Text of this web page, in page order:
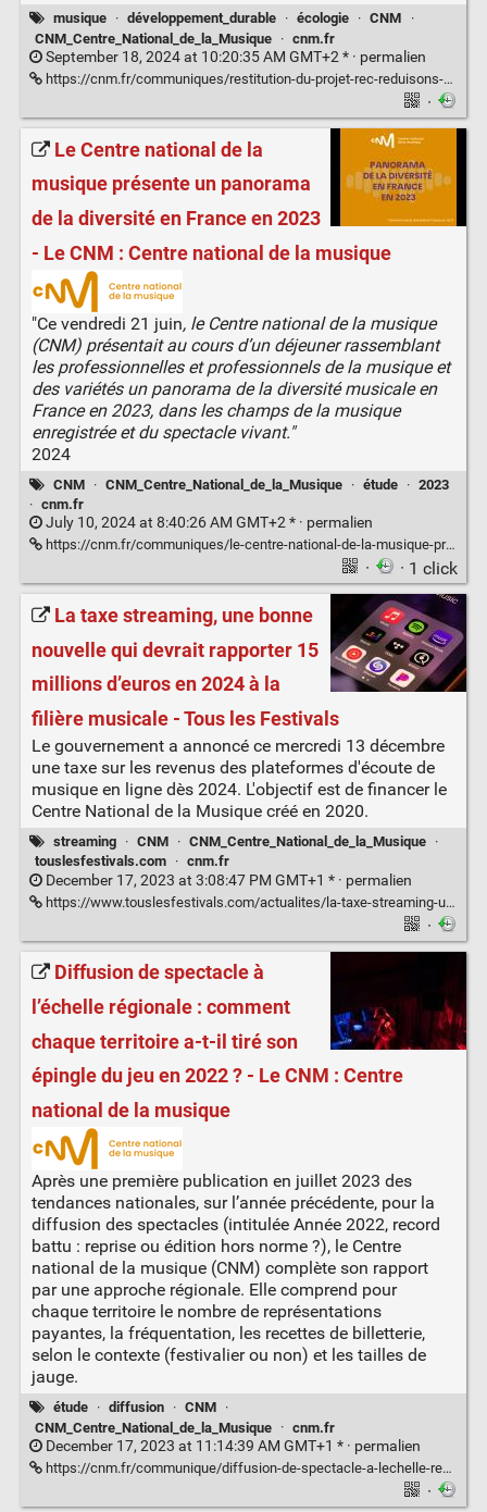
musique · développement_durable · écologie · CNM
·
CNM_Centre_National_de_la_Musique
· cnm.fr
September 18, 2024 at 10:20:35 AM GMT+2 * · permalien
https://cnm.fr/communiques/restitution-du-projet-rec-reduisons-notre-empreinte-carbone/
·
Le Centre national de la
musique présente un panorama
de la diversité en France en 2023
- Le CNM : Centre national de la musique
"Ce vendredi 21 juin, le Centre national de la musique
(CNM) présentait au cours d’un déjeuner rassemblant
les professionnelles et professionnels de la musique et
des variétés un panorama de la diversité musicale en
France en 2023, dans les champs de la musique
enregistrée et du spectacle vivant."
2024
CNM · CNM_Centre_National_de_la_Musique · étude · 2023
· cnm.fr
July 10, 2024 at 8:40:26 AM GMT+2 * · permalien
https://cnm.fr/communiques/le-centre-national-de-la-musique-presente-un-panorama-de-la-diversite-en-france-en-2023/
· · 1 click
La taxe streaming, une bonne
nouvelle qui devrait rapporter 15
millions d’euros en 2024 à la
filière musicale - Tous les Festivals
Le gouvernement a annoncé ce mercredi 13 décembre
une taxe sur les revenus des plateformes d'écoute de
musique en ligne dès 2024. L'objectif est de financer le
Centre National de la Musique créé en 2020.
streaming · CNM · CNM_Centre_National_de_la_Musique ·
touslesfestivals.com
· cnm.fr
December 17, 2023 at 3:08:47 PM GMT+1 * · permalien
https://www.touslesfestivals.com/actualites/la-taxe-streaming-une-bonne-nouvelle-qui-devrait-rapporter-15-millions-deuros-en-2024-a-la-filiere-musicale-171223
·
Diffusion de spectacle à
l’échelle régionale : comment
chaque territoire a-t-il tiré son
épingle du jeu en 2022 ? - Le CNM : Centre
national de la musique
Après une première publication en juillet 2023 des
tendances nationales, sur l’année précédente, pour la
diffusion des spectacles (intitulée Année 2022, record
battu : reprise ou édition hors norme ?), le Centre
national de la musique (CNM) complète son rapport
par une approche régionale. Elle comprend pour
chaque territoire le nombre de représentations
payantes, la fréquentation, les recettes de billetterie,
selon le contexte (festivalier ou non) et les tailles de
jauge.
étude · diffusion · CNM ·
CNM_Centre_National_de_la_Musique
· cnm.fr
December 17, 2023 at 11:14:39 AM GMT+1 * · permalien
https://cnm.fr/communique/diffusion-de-spectacle-a-lechelle-regionale-comment-chaque-territoire-a-t-il-tire-son-epingle-du-jeu-en-2022/
·